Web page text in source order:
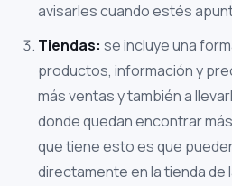
avisarles cuando estés
Tiendas: se incluye una
productos, información y
más ventas y también a
donde quedan encontrar
que tiene esto es que
directamente en la tienda de